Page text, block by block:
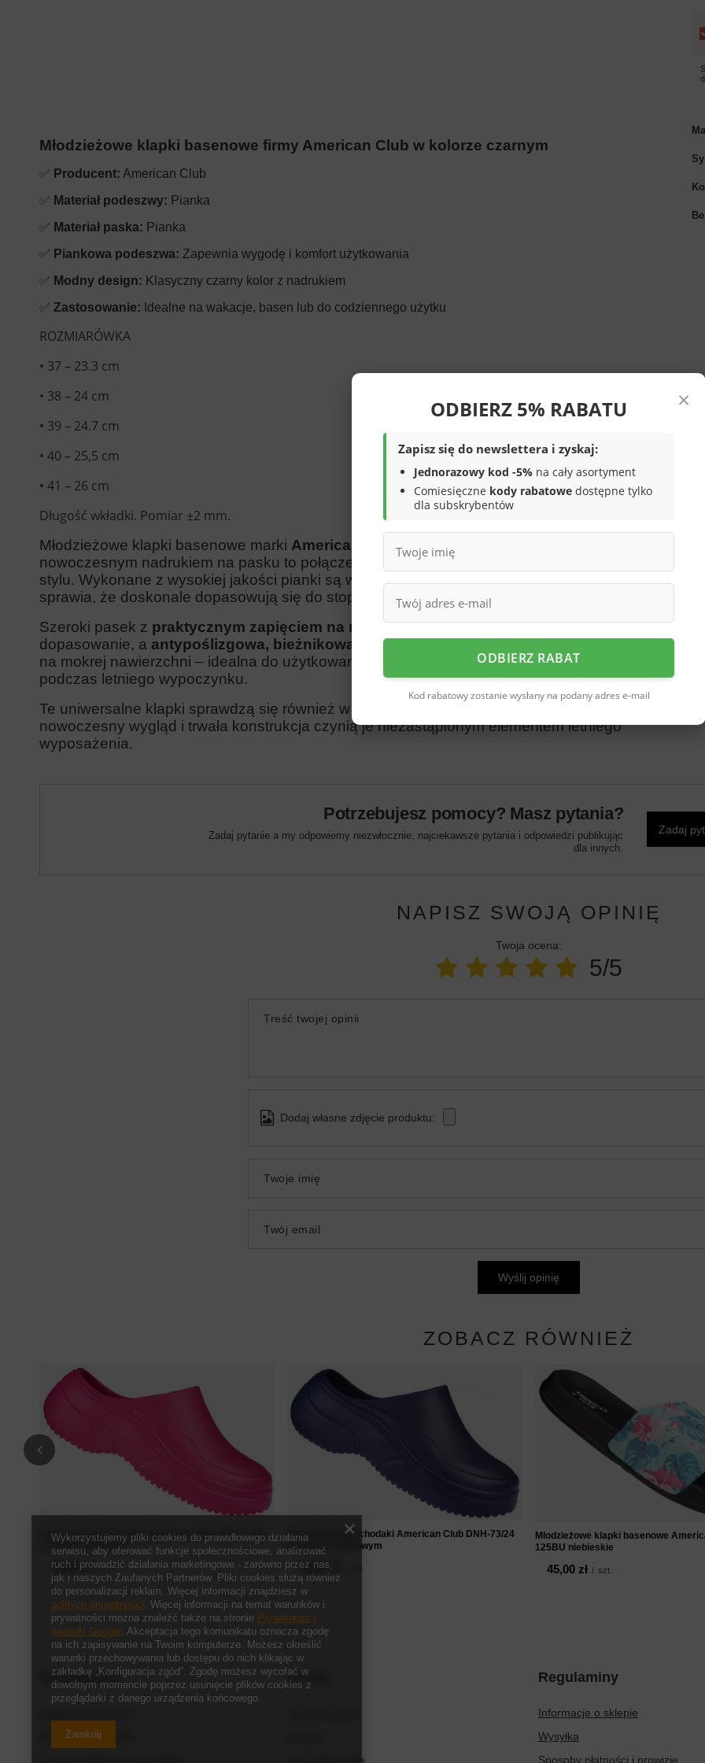
Młodzieżowe klapki basenowe firmy American Club w kolorze czarnym
✅ Producent: American Club
✅ Materiał podeszwy: Pianka
✅ Materiał paska: Pianka
✅ Piankowa podeszwa: Zapewnia wygodę i komfort użytkowania
✅ Modny design: Klasyczny czarny kolor z nadrukiem
✅ Zastosowanie: Idealne na wakacje, basen lub do codziennego użytku
ROZMIARÓWKA
• 37 – 23.3 cm
• 38 – 24 cm
• 39 – 24.7 cm
• 40 – 25,5 cm
• 41 – 26 cm
Długość wkładki. Pomiar ±2 mm.
Młodzieżowe klapki basenowe marki American Clubw czarnym kolorze z
nowoczesnym nadrukiem na pasku to połączenie komfortu, funkcjonalności i modnego
stylu. Wykonane z wysokiej jakości pianki są wyjątkowo lekkie, miękkie i elastyczne, co
sprawia, że doskonale dopasowują się do stopy i zapewniają wygodę przez cały dzień.
Szeroki pasek z praktycznym zapięciem na rzep
umożliwia łatwe i szybkie
dopasowanie, a antypoślizgowa, bieżnikowana podeszwazapewnia bezpieczeństwo
na mokrej nawierzchni – idealna do użytkowania na basenie, pod prysznicem czy
podczas letniego wypoczynku.
Te uniwersalne klapki sprawdzą się również w domu, ogrodzie czy na wakacjach. Ich
nowoczesny wygląd i trwała konstrukcja czynią je niezastąpionym elementem letniego
wyposażenia.
Potrzebujesz pomocy? Masz pytania?
Zadaj pytanie a my odpowiemy niezwłocznie, najciekawsze pytania i odpowiedzi publikując
dla innych.
Zadaj
NAPISZ SWOJĄ OPINIĘ
Twoja ocena:
5/5
Treść twojej opinii
Dodaj własne zdjęcie produktu:
Twoje imię
Twój email
Wyślij opinię
ZOBACZ RÓWNIEŻ
Damskie klapki chodaki American Club DNH-73/24
w kolorze różowym
45,00 zł / szt.
Damskie klapki chodaki American Club DNH-73/24
w kolorze grantowym
45,00 zł
Młodzieżowe klapki basenowe
125BU niebieskie
45,00 zł / szt.
Zamówienia
Śledzenie przesyłki
Konto
Listy zakupowe
Regulaminy
Informacje o sklepie
Wysyłka
Sposoby płatności i prowizje
×
ODBIERZ 5% RABATU
Zapisz się do newslettera i zyskaj:
Jednorazowy kod -5% na cały asortyment
Comiesięczne kody rabatowe dostępne tylko
dla subskrybentów
ODBIERZ RABAT
Kod rabatowy zostanie wysłany na podany adres e-mail
Wykorzystujemy pliki cookies do prawidłowego działania
serwisu, aby oferować funkcje społecznościowe, analizować
ruch i prowadzić działania marketingowe - zarówno przez nas,
jak i naszych Zaufanych Partnerów. Pliki cookies służą również
do personalizacji reklam. Więcej informacji znajdziesz w
polityce prywatności. Więcej informacji na temat warunków i
prywatności można znaleźć także na stronie Prywatność i
warunki Google. Akceptacja tego komunikatu oznacza zgodę
na ich zapisywanie na Twoim komputerze. Możesz określić
warunki przechowywania lub dostępu do nich klikając w
zakładkę „Konfiguracja zgód”. Zgodę możesz wycofać w
dowolnym momencie poprzez usunięcie plików cookies z
przeglądarki z danego urządzenia końcowego.
Zamknij